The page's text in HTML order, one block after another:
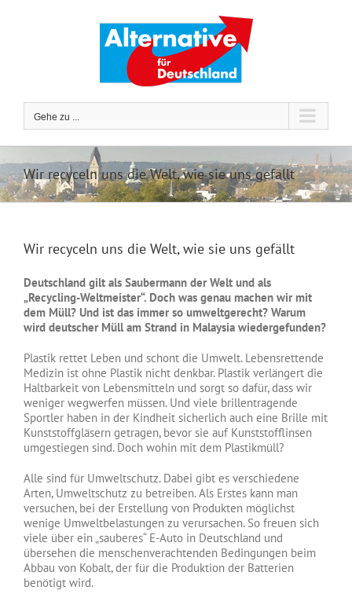
Gehe zu ...
Wir recyceln uns die Welt, wie sie uns gefällt
Wir recyceln uns die Welt, wie sie uns gefällt
Deutschland gilt als Saubermann der Welt und als
„Recycling-Weltmeister“. Doch was genau machen wir mit
dem Müll? Und ist das immer so umweltgerecht? Warum
wird deutscher Müll am Strand in Malaysia wiedergefunden?
Plastik rettet Leben und schont die Umwelt. Lebensrettende
Medizin ist ohne Plastik nicht denkbar. Plastik verlängert die
Haltbarkeit von Lebensmitteln und sorgt so dafür, dass wir
weniger wegwerfen müssen. Und viele brillentragende
Sportler haben in der Kindheit sicherlich auch eine Brille mit
Kunststoffgläsern getragen, bevor sie auf Kunststofflinsen
umgestiegen sind. Doch wohin mit dem Plastikmüll?
Alle sind für Umweltschutz. Dabei gibt es verschiedene
Arten, Umweltschutz zu betreiben. Als Erstes kann man
versuchen, bei der Erstellung von Produkten möglichst
wenige Umweltbelastungen zu verursachen. So freuen sich
viele über ein „sauberes“ E-Auto in Deutschland und
übersehen die menschenverachtenden Bedingungen beim
Abbau von Kobalt, der für die Produktion der Batterien
benötigt wird.